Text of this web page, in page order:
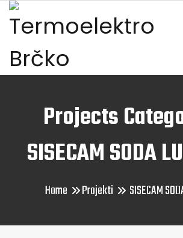
Projects
SISECAM SODA
Home Projekti SISECAM